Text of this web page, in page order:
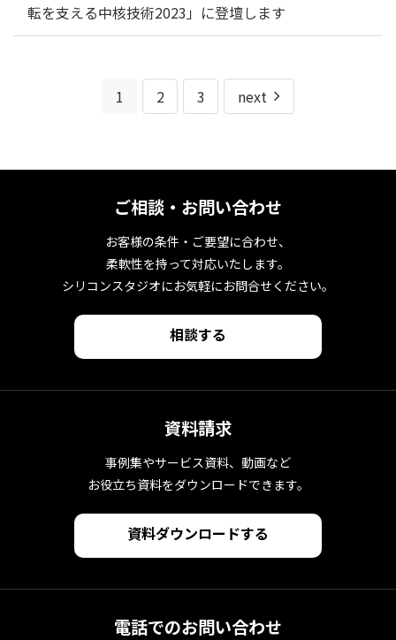
転を支える中核技術2023」に登壇します
1 2 3 next
ご相談・お問い合わせ
お客様の条件・ご要望に合わせ、
柔軟性を持って対応いたします。
シリコンスタジオにお気軽にお問合せください。
相談する
資料請求
事例集やサービス資料、動画など
お役立ち資料をダウンロードできます。
資料ダウンロードする
電話でのお問い合わせ